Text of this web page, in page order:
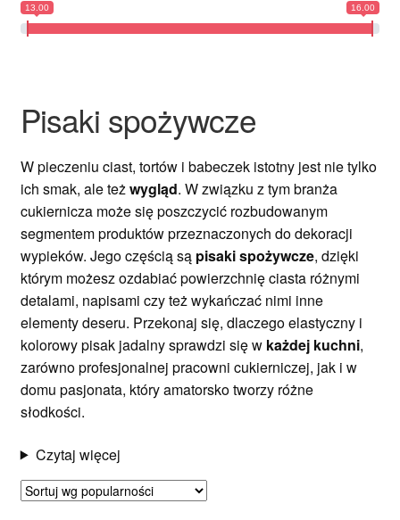
Nowości
Pisaki spożywcze
W pieczeniu ciast, tortów i babeczek istotny jest nie tylko
ich smak, ale teżwygląd. W związku z tym branża
cukiernicza może się poszczycić rozbudowanym
segmentem produktów przeznaczonych do dekoracji
wypieków. Jego częścią są pisaki spożywcze, dzięki
którym możesz ozdabiać powierzchnię ciasta różnymi
detalami, napisami czy też wykańczać nimi inne
elementy deseru. Przekonaj się, dlaczego elastyczny i
kolorowy pisak jadalny sprawdzi się w każdej kuchni,
zarówno profesjonalnej pracowni cukierniczej, jak i w
domu pasjonata, który amatorsko tworzy różne
słodkości.
Czytaj więcej
13.00 16.00